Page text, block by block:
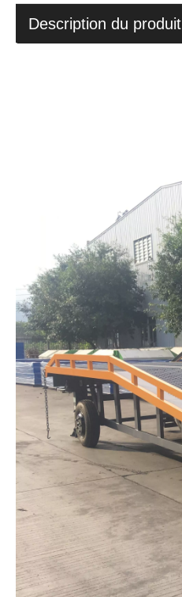
Description du produit